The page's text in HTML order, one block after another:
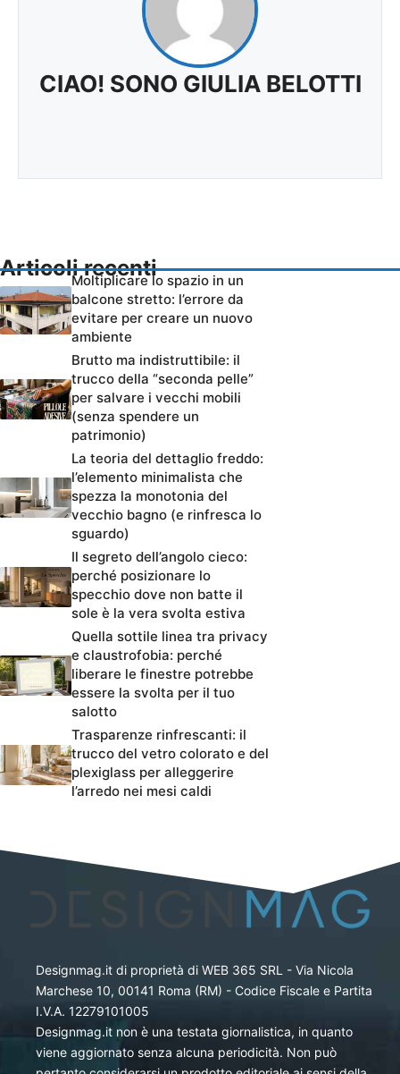
CIAO! SONO GIULIA BELOTTI
Articoli recenti
Moltiplicare lo spazio in un
balcone stretto: l’errore da
evitare per creare un nuovo
ambiente
Brutto ma indistruttibile: il
trucco della “seconda pelle”
per salvare i vecchi mobili
(senza spendere un
patrimonio)
La teoria del dettaglio freddo:
l’elemento minimalista che
spezza la monotonia del
vecchio bagno (e rinfresca lo
sguardo)
Il segreto dell’angolo cieco:
perché posizionare lo
specchio dove non batte il
sole è la vera svolta estiva
Quella sottile linea tra privacy
e claustrofobia: perché
liberare le finestre potrebbe
essere la svolta per il tuo
salotto
Trasparenze rinfrescanti: il
trucco del vetro colorato e del
plexiglass per alleggerire
l’arredo nei mesi caldi
Designmag.it di proprietà di WEB 365 SRL - Via Nicola
Marchese 10, 00141 Roma (RM) - Codice Fiscale e Partita
I.V.A. 12279101005
Designmag.it non è una testata giornalistica, in quanto
viene aggiornato senza alcuna periodicità. Non può